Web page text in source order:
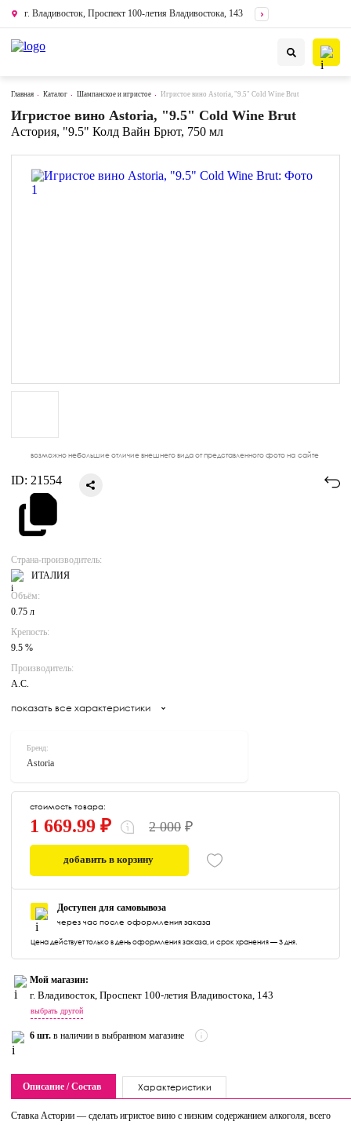
г. Владивосток, Проспект 100-летия Владивостока, 143
Главная Каталог Шампанское и игристое Игристое вино Astoria, "9.5" Cold Wine Brut
Игристое вино Astoria, "9.5" Cold Wine Brut
Астория, "9.5" Колд Вайн Брют, 750 мл
возможно небольшие отличие внешнего вида от представленного фото на сайте
ID: 21554
Страна-производитель:
ИТАЛИЯ
Объём:
0.75 л
Крепость:
9.5 %
Производитель:
A.C.
показать все характеристики
Бренд:
Astoria
стоимость товара:
1 669.99 ₽ 2 000 ₽
добавить в корзину
0
Доступен для самовывоза
через час после оформления заказа
Цена действует только в день оформления заказа, и срок хранения — 3 дня.
Мой магазин:
г. Владивосток, Проспект 100-летия Владивостока, 143
выбрать другой
6 шт. в наличии в выбранном магазине
Описание / Состав Характеристики
Ставка Астории — сделать игристое вино с низким содержанием алкоголя, всего